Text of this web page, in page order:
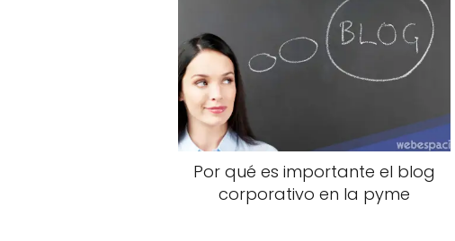
Por qué es importante el blog
corporativo en la pyme